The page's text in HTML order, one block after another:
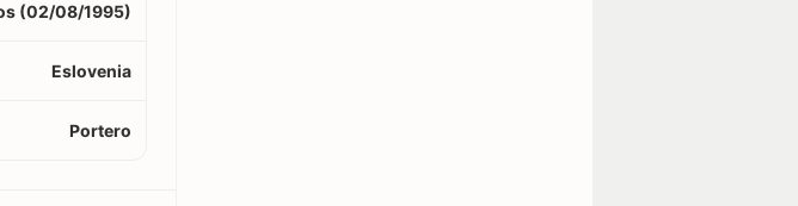
(02/08/1995)
Eslovenia
Portero